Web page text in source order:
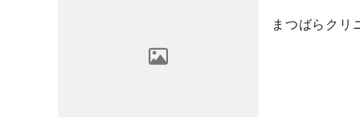
まつばらクリ